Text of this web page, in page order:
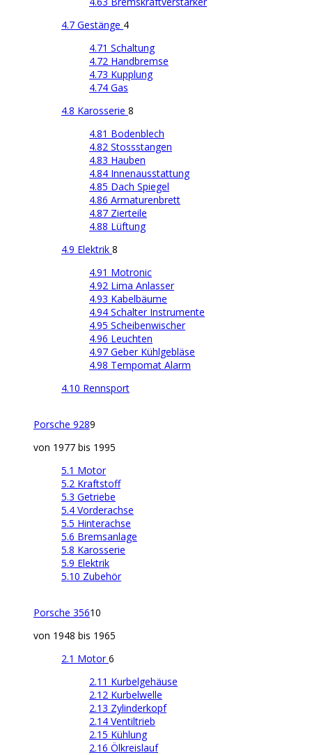
4.7 Gestänge 4
4.71 Schaltung
4.72 Handbremse
4.73 Kupplung
4.74 Gas
4.8 Karosserie 8
4.81 Bodenblech
4.82 Stossstangen
4.83 Hauben
4.84 Innenausstattung
4.85 Dach Spiegel
4.86 Armaturenbrett
4.87 Zierteile
4.88 Lüftung
4.9 Elektrik 8
4.91 Motronic
4.92 Lima Anlasser
4.93 Kabelbäume
4.94 Schalter Instrumente
4.95 Scheibenwischer
4.96 Leuchten
4.97 Geber Kühlgebläse
4.98 Tempomat Alarm
4.10 Rennsport
Porsche 9289
von 1977 bis 1995
5.1 Motor
5.2 Kraftstoff
5.3 Getriebe
5.4 Vorderachse
5.5 Hinterachse
5.6 Bremsanlage
5.8 Karosserie
5.9 Elektrik
5.10 Zubehör
Porsche 35610
von 1948 bis 1965
2.1 Motor6
2.11 Kurbelgehäuse
2.12 Kurbelwelle
2.13 Zylinderkopf
2.14 Ventiltrieb
2.15 Kühlung
2.16 Ölkreislauf